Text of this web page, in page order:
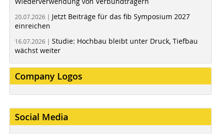
20.07.2026 | Jetzt Beiträge für das fib Symposium 2027
einreichen
16.07.2026 | Studie: Hochbau bleibt unter Druck, Tiefbau
wächst weiter
Company Logos
Social Media